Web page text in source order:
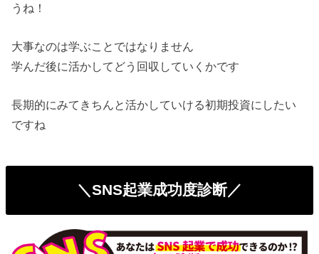
うね！
大事なのは学ぶことではなりません
学んだ後に活かしてどう回収していくかです
長期的にみてきちんと活かしていける初期投資にしたい
ですね
＼SNS起業成功度診断／